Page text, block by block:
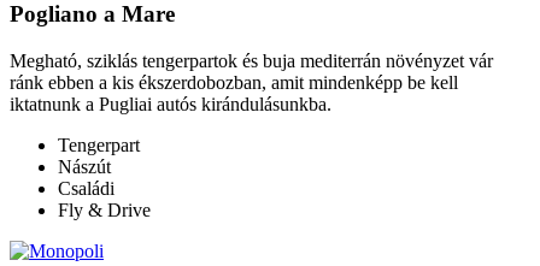
Pogliano a Mare
Megható, sziklás tengerpartok és buja mediterrán növényzet vár
ránk ebben a kis ékszerdobozban, amit mindenképp be kell
iktatnunk a Pugliai autós kirándulásunkba.
Tengerpart
Nászút
Családi
Fly & Drive